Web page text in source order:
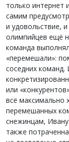
только интернет
самим
и удовольствие,
олимпийцев ещё
команда
«перемешали»:
соседних
или
всё максимально
перемешанных
снежинцам,
также